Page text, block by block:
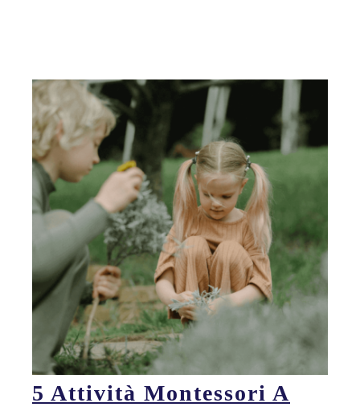
5 Attività Montessori A